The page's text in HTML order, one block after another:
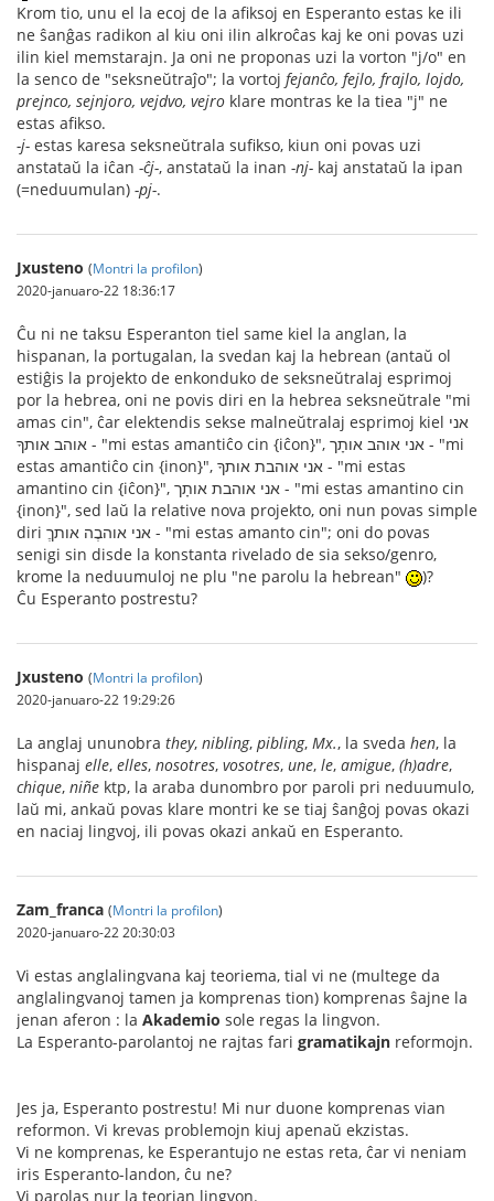
Krom tio, unu el la ecoj de la afiksoj en Esperanto estas ke ili
ne ŝanĝas radikon al kiu oni ilin alkroĉas kaj ke oni povas uzi
ilin kiel memstarajn. Ja oni ne proponas uzi la vorton "j/o" en
la senco de "seksneŭtraĵo"; la vortoj fejanĉo, fejlo, frajlo, lojdo,
prejnco, sejnjoro, vejdvo, vejro klare montras ke la tiea "j" ne
estas afikso.
-j- estas karesa seksneŭtrala sufikso, kiun oni povas uzi
anstataŭ la iĉan -ĉj-, anstataŭ la inan -nj- kaj anstataŭ la ipan
(=neduumulan) -pj-.
Jxusteno (Montri la profilon)
2020-januaro-22 18:36:17
Ĉu ni ne taksu Esperanton tiel same kiel la anglan, la
hispanan, la portugalan, la svedan kaj la hebrean (antaŭ ol
estiĝis la projekto de enkonduko de seksneŭtralaj esprimoj
por la hebrea, oni ne povis diri en la hebrea seksneŭtrale "mi
amas cin", ĉar elektendis sekse malneŭtralaj esprimoj kiel אני
אוהב אותךָ - "mi estas amantiĉo cin {iĉon}", אני אוהב אותָך - "mi
estas amantiĉo cin {inon}", אני אוהבת אותךָ - "mi estas
amantino cin {iĉon}", אני אוהבת אותָך - "mi estas amantino cin
{inon}", sed laŭ la relative nova projekto, oni nun povas simple
diri אני אוהבֶה אותךֶ - "mi estas amanto cin"; oni do povas
senigi sin disde la konstanta rivelado de sia sekso/genro,
krome la neduumuloj ne plu "ne parolu la hebrean"
)?
Ĉu Esperanto postrestu?
Jxusteno (Montri la profilon)
2020-januaro-22 19:29:26
La anglaj ununobra they, nibling, pibling, Mx., la sveda hen, la
hispanaj elle, elles, nosotres, vosotres, une, le, amigue, (h)adre,
chique, niñe ktp, la araba dunombro por paroli pri neduumulo,
laŭ mi, ankaŭ povas klare montri ke se tiaj ŝanĝoj povas okazi
en naciaj lingvoj, ili povas okazi ankaŭ en Esperanto.
Zam_franca (Montri la profilon)
2020-januaro-22 20:30:03
Vi estas anglalingvana kaj teoriema, tial vi ne (multege da
anglalingvanoj tamen ja komprenas tion) komprenas ŝajne la
jenan aferon : la Akademio sole regas la lingvon.
La Esperanto-parolantoj ne rajtas fari gramatikajn reformojn.
Jes ja, Esperanto postrestu! Mi nur duone komprenas vian
reformon. Vi krevas problemojn kiuj apenaŭ ekzistas.
Vi ne komprenas, ke Esperantujo ne estas reta, ĉar vi neniam
iris Esperanto-landon, ĉu ne?
Vi parolas nur la teorian lingvon.